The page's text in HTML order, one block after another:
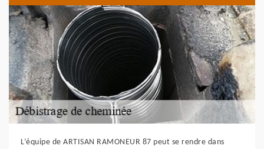
L’équipe de ARTISAN RAMONEUR 87 peut se rendre dans